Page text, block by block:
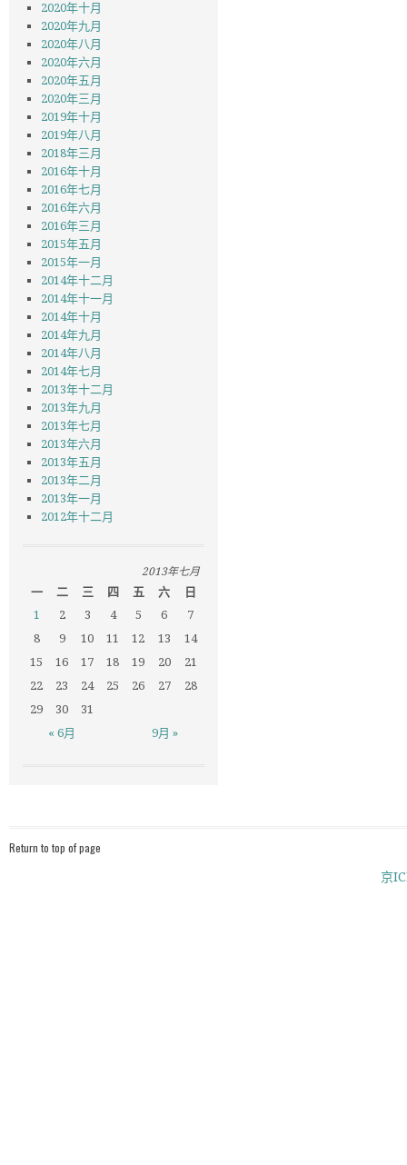
2020年十月
2020年九月
2020年八月
2020年六月
2020年五月
2020年三月
2019年十月
2019年八月
2018年三月
2016年十月
2016年七月
2016年六月
2016年三月
2015年五月
2015年一月
2014年十二月
2014年十一月
2014年十月
2014年九月
2014年八月
2014年七月
2013年十二月
2013年九月
2013年七月
2013年六月
2013年五月
2013年二月
2013年一月
2012年十二月
2013年七月
一 二 三 四 五 六 日
« 6月 9月 »
1 2 3 4 5 6
7
8
9 10 11 12 13
14
15
16 17 18 19 20
21
22
23 24 25 26 27
28
29
30 31
Return to top of page
京